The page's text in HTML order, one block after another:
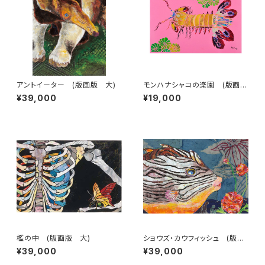
アントイーター (版画版 大)
¥39,000
モンハナシャコの楽園 (版画
版 小)
¥19,000
檻の中 (版画版 大)
¥39,000
ショウズ・カウフィッシュ (版画
版 大)
¥39,000